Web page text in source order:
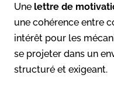
Une lettre de
une cohérence entre
intérêt pour les
se projeter dans un
structuré et exigeant.